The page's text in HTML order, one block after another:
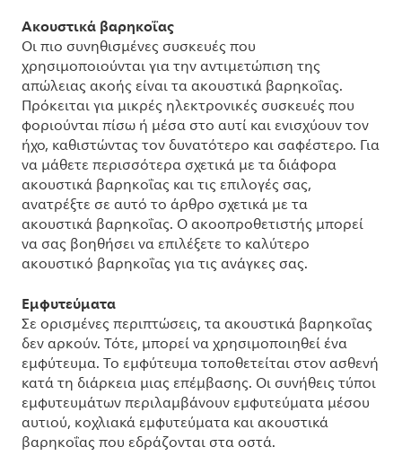
Ακουστικά βαρηκοΐας
Οι πιο συνηθισμένες συσκευές που
χρησιμοποιούνται για την αντιμετώπιση της
απώλειας ακοής είναι τα ακουστικά βαρηκοΐας.
Πρόκειται για μικρές ηλεκτρονικές συσκευές που
φοριούνται πίσω ή μέσα στο αυτί και ενισχύουν τον
ήχο, καθιστώντας τον δυνατότερο και σαφέστερο. Για
να μάθετε περισσότερα σχετικά με τα διάφορα
ακουστικά βαρηκοΐας και τις επιλογές σας,
ανατρέξτε σε αυτό το άρθρο σχετικά με τα
ακουστικά βαρηκοΐας. Ο ακοοπροθετιστής μπορεί
να σας βοηθήσει να επιλέξετε το καλύτερο
ακουστικό βαρηκοΐας για τις ανάγκες σας.
Εμφυτεύματα
Σε ορισμένες περιπτώσεις, τα ακουστικά βαρηκοΐας
δεν αρκούν. Τότε, μπορεί να χρησιμοποιηθεί ένα
εμφύτευμα. Το εμφύτευμα τοποθετείται στον ασθενή
κατά τη διάρκεια μιας επέμβασης. Οι συνήθεις τύποι
εμφυτευμάτων περιλαμβάνουν εμφυτεύματα μέσου
αυτιού, κοχλιακά εμφυτεύματα και ακουστικά
βαρηκοΐας που εδράζονται στα οστά.